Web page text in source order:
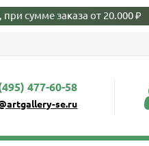
сумме заказа от 20.000 ₽
477-60-58
se.ru